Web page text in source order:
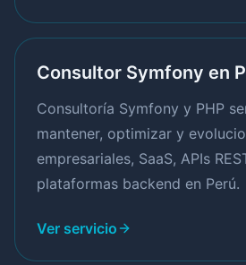
Consultor Symfony en
Consultoría Symfony y PHP
mantener, optimizar y
empresariales, SaaS, APIs
plataformas backend en Perú.
Ver servicio